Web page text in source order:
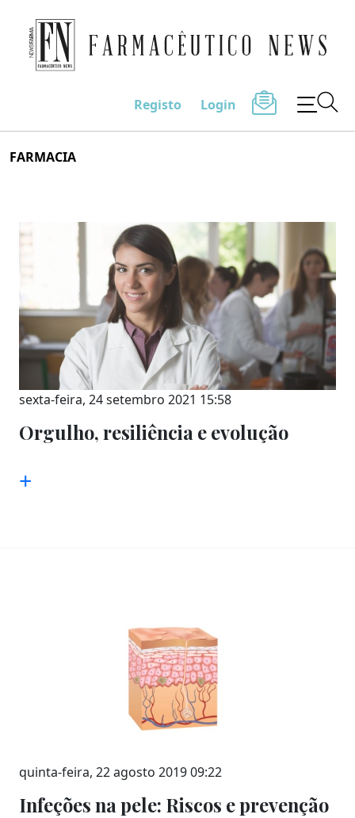
to
Farmacêutico News
Registo Login
FARMACIA
sexta-feira, 24 setembro 2021 15:58
Orgulho, resiliência e evolução
+
quinta-feira, 22 agosto 2019 09:22
Infeções na pele: Riscos e prevenção